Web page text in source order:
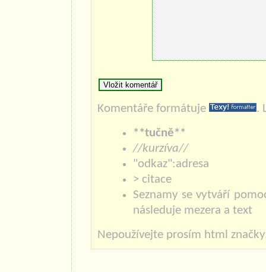
Komentáře formátuje
.
**tučně**
//kurzíva//
"odkaz":adresa
> citace
Seznamy se vytváří
následuje mezera a text
Nepoužívejte prosím html